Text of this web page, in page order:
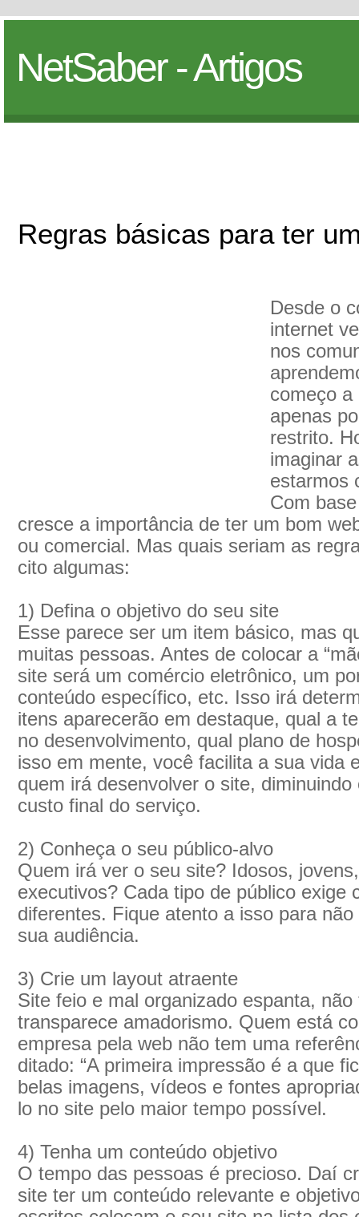
NetSaber - Artigos
Regras básicas para ter
Desde o
internet
nos
começo a
apenas
restrito.
imaginar
estarmos
Com
cresce a importância de ter um bom
ou comercial. Mas quais seriam as
cito algumas:
1) Defina o objetivo do seu site
Esse parece ser um item básico, mas
muitas pessoas. Antes de colocar a
site será um comércio eletrônico, um
conteúdo específico, etc. Isso irá
itens aparecerão em destaque, qual a
no desenvolvimento, qual plano de
isso em mente, você facilita a sua vida
quem irá desenvolver o site,
custo final do serviço.
2) Conheça o seu público-alvo
Quem irá ver o seu site? Idosos,
executivos? Cada tipo de público exige
diferentes. Fique atento a isso para
sua audiência.
3) Crie um layout atraente
Site feio e mal organizado espanta,
transparece amadorismo. Quem está
empresa pela web não tem uma
ditado: “A primeira impressão é a que
belas imagens, vídeos e fontes
lo no site pelo maior tempo possível.
4) Tenha um conteúdo objetivo
O tempo das pessoas é precioso. Daí
site ter um conteúdo relevante e